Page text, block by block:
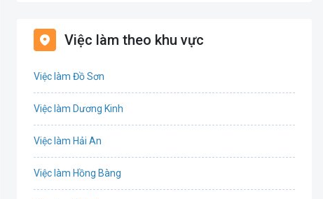
Biên phiên dịch
Việc làm theo khu vực
Việc làm Đồ Sơn
Việc làm Dương Kinh
Việc làm Hải An
Việc làm Hồng Bàng